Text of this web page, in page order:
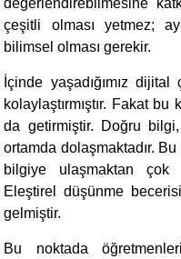
çeşitli olması yetmez;
bilimsel olması gerekir.
İçinde yaşadığımız
kolaylaştırmıştır. Fakat
da getirmiştir. Doğru
ortamda dolaşmaktadır.
bilgiye ulaşmaktan çok
Eleştirel düşünme
gelmiştir.
Bu noktada